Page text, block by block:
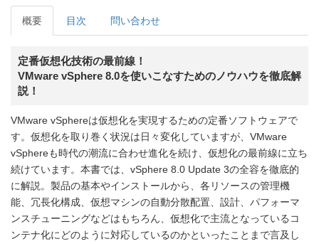
概要 目次 問い合わせ
定番仮想化技術の最前線！
VMware vSphere 8.0を使いこなすためのノウハウを徹底解
説！
VMware vSphereは仮想化を実現するための定番ソフトウェアで
す。仮想化を取り巻く状況は日々変化していますが、VMware
vSphereも時代の潮流に合わせ進化を続け、仮想化の最前線に立ち
続けています。本書では、vSphere 8.0 Update 3の全容を徹底的
に解説。製品の基本やインストールから、各リソースの管理機
能、冗長化構成、仮想マシンの自動分散配置、設計、パフォーマ
ンスチューニングなどはもちろん、仮想化で主流となっているコ
ンテナ化にどのように対応しているのかといったことまで言及し